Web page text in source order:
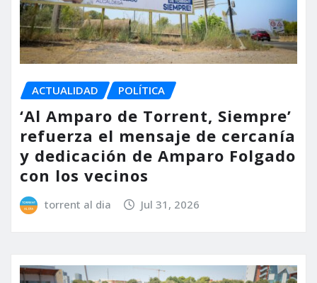
ACTUALIDAD POLÍTICA
‘Al Amparo de Torrent, Siempre’
refuerza el mensaje de cercanía
y dedicación de Amparo Folgado
con los vecinos
torrent al dia Jul 31, 2026